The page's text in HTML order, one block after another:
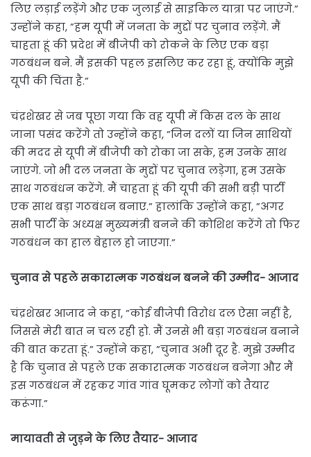
लिए लड़ाई लड़ेंगे और एक जुलाई से साइकिल यात्रा पर जाएंगे.”
उन्होंने कहा, ”हम यूपी में जनता के मुद्दों पर चुनाव लड़ेंगे. मैं
चाहता हूं की प्रदेश में बीजेपी को रोकने के लिए एक बड़ा
गठबंधन बने. मैं इसकी पहल इसलिए कर रहा हूं, क्योंकि मुझे
यूपी की चिंता है.”
चंद्रशेखर से जब पूछा गया कि वह यूपी में किस दल के साथ
जाना पसंद करेंगे तो उन्होंने कहा, ”जिन दलों या जिन साथियों
की मदद से यूपी में बीजेपी को रोका जा सके, हम उनके साथ
जाएंगे. जो भी दल जनता के मुद्दों पर चुनाव लड़ेगा, हम उसके
साथ गठबंधन करेंगे. मैं चाहता हूं की यूपी की सभी बड़ी पार्टी
एक साथ बड़ा गठबंधन बनाए.” हालांकि उन्होंने कहा, ”अगर
सभी पार्टी के अध्यक्ष मुख्यमंत्री बनने की कोशिश करेंगे तो फिर
गठबंधन का हाल बेहाल हो जाएगा.”
चुनाव से पहले सकारात्मक गठबंधन बनने की उम्मीद- आजाद
चंद्रशेखर आजाद ने कहा, ”कोई बीजेपी विरोध दल ऐसा नहीं है,
जिससे मेरी बात न चल रही हो. मैं उनसे भी बड़ा गठबंधन बनाने
की बात करता हूं.” उन्होंने कहा, ”चुनाव अभी दूर है. मुझे उम्मीद
है कि चुनाव से पहले एक सकारात्मक गठबंधन बनेगा और मैं
इस गठबंधन में रहकर गांव गांव घूमकर लोगों को तैयार
करूंगा.”
मायावती से जुड़ने के लिए तैयार- आजाद